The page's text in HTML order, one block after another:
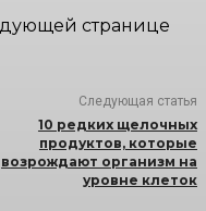
странице
Следующая статья
10 редких щелочных
продуктов, которые
возрождают организм на
уровне клеток